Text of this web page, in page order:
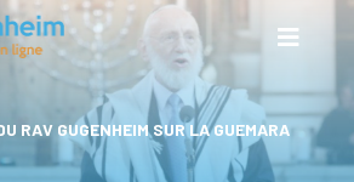
RAV GUGENHEIM SUR LA GUEMARA